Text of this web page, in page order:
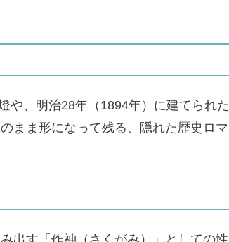
や、明治28年（1894年）に建てられた
まま形になって残る、隠れた歴史ロマ